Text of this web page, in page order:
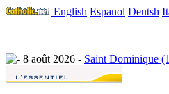
English Espanol Deutsh
8 août 2026 - Saint Dominique